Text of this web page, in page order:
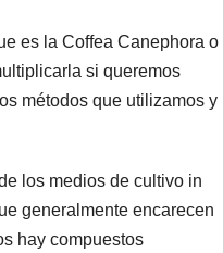
es la Coffea Canephora o
si queremos
métodos que utilizamos y
los medios de cultivo in
generalmente encarecen
hay compuestos